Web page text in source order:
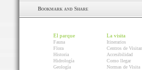
El parque
Fauna
Flora
Historia
Hidrología
Geología
La visita
Itinerarios
Centros de
Accesibilidad
Como llegar
Normas de Visita